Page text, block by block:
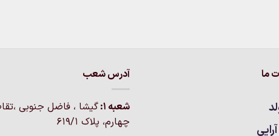
ما آدرس شعب
شعبه 1:
گيشا ، فاضل جنوبی
چهارم، پلاک 619/1